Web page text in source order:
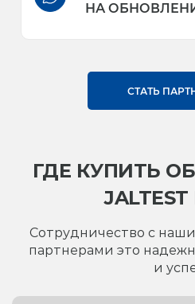
НА
СТАТЬ
ГДЕ КУПИТЬ
Сотрудничество с
партнерами это
и